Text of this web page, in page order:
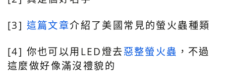
[3] 這篇文章介紹了美國常見的螢火蟲種類
[4] 你也可以用LED燈去惡整螢火蟲 ，不過
這麼做好像滿沒禮貌的